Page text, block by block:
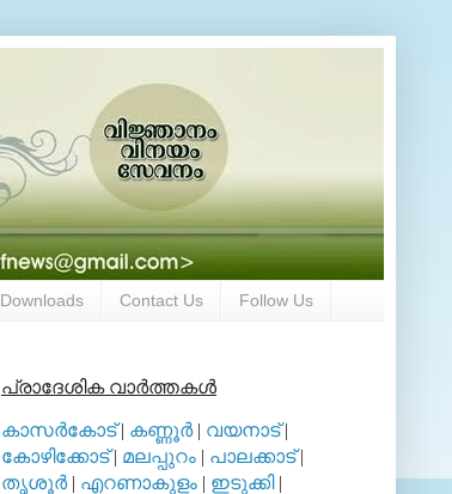
Downloads Contact Us Follow Us
പ്രാദേശിക വാര്‍ത്തകള്‍
കാസര്‍കോട്| കണ്ണൂര്‍| വയനാട്|
കോഴിക്കോട്| മലപ്പുറം | പാലക്കാട്|
തൃശൂര്‍| എറണാകുളം | ഇടുക്കി|